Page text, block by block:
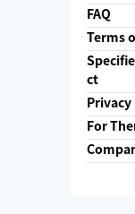
FAQ
Terms
ct
Privacy
For